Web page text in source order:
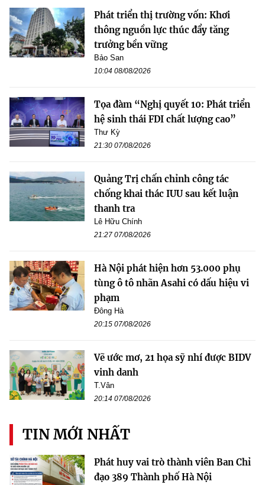
Phát triển thị trường vốn: Khơi
thông nguồn lực thúc đẩy tăng
trưởng bền vững
Bảo San
10:04 08/08/2026
Tọa đàm “Nghị quyết 10: Phát triển
hệ sinh thái FDI chất lượng cao”
Thư Kỳ
21:30 07/08/2026
Quảng Trị chấn chỉnh công tác
chống khai thác IUU sau kết luận
thanh tra
Lê Hữu Chính
21:27 07/08/2026
Hà Nội phát hiện hơn 53.000 phụ
tùng ô tô nhãn Asahi có dấu hiệu vi
phạm
Đông Hà
20:15 07/08/2026
Vẽ ước mơ, 21 họa sỹ nhí được BIDV
vinh danh
T.Vân
20:14 07/08/2026
TIN MỚI NHẤT
Phát huy vai trò thành viên Ban Chỉ
đạo 389 Thành phố Hà Nội